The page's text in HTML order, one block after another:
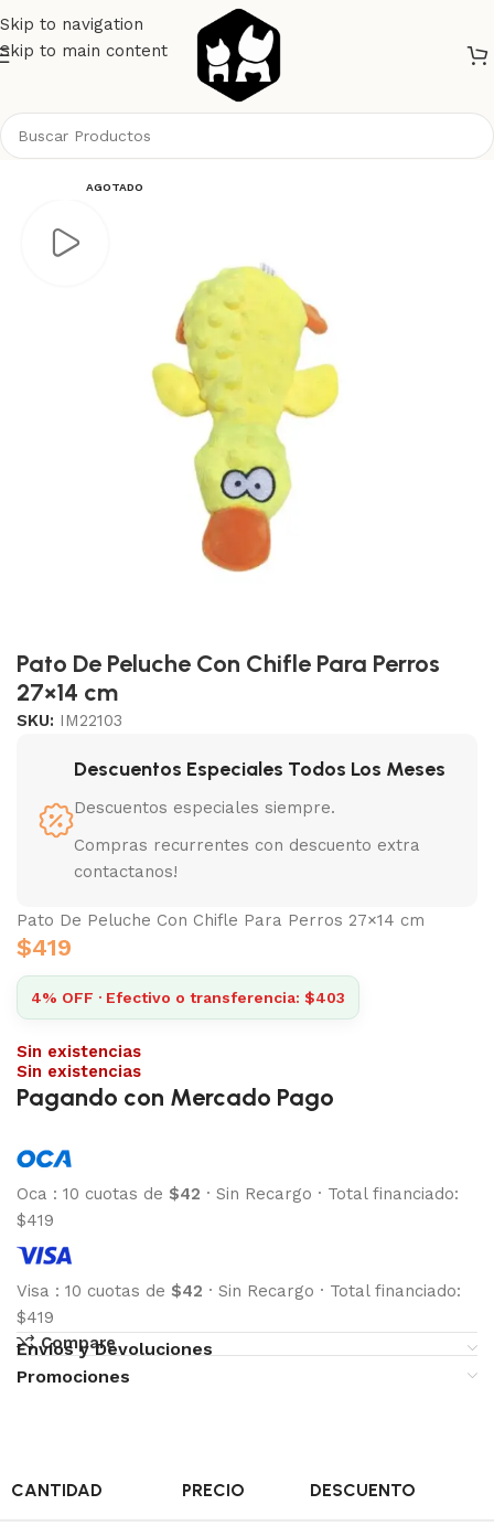
Skip to navigation
Skip to main content
AGOTADO
Pato De Peluche Con Chifle Para Perros
27×14 cm
SKU: IM22103
Descuentos Especiales Todos Los Meses
Descuentos especiales siempre.
Compras recurrentes con descuento extra
contactanos!
Pato De Peluche Con Chifle Para Perros 27×14 cm
$419
4% OFF · Efectivo o transferencia: $403
Sin existencias
Sin existencias
Pagando con Mercado Pago
Oca : 10 cuotas de $42 · Sin Recargo · Total financiado:
$419
Visa : 10 cuotas de $42 · Sin Recargo · Total financiado:
$419
Compare
Envíos y Devoluciones
Promociones
CANTIDAD PRECIO DESCUENTO